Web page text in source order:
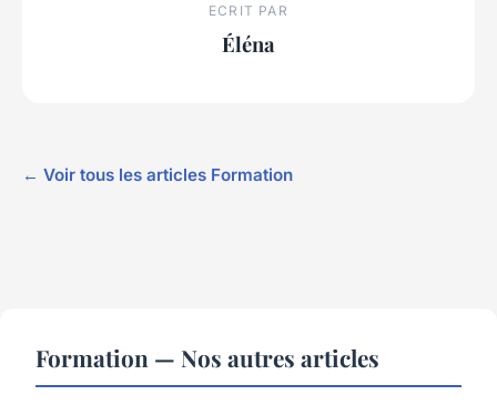
ECRIT PAR
Éléna
← Voir tous les articles Formation
Formation — Nos autres articles